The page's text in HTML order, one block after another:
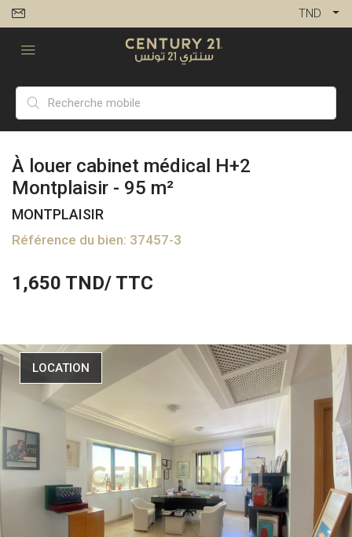
TND
À louer cabinet médical H+2
Montplaisir - 95 m²
MONTPLAISIR
Référence du bien: 37457-3
1,650 TND/ TTC
LOCATION